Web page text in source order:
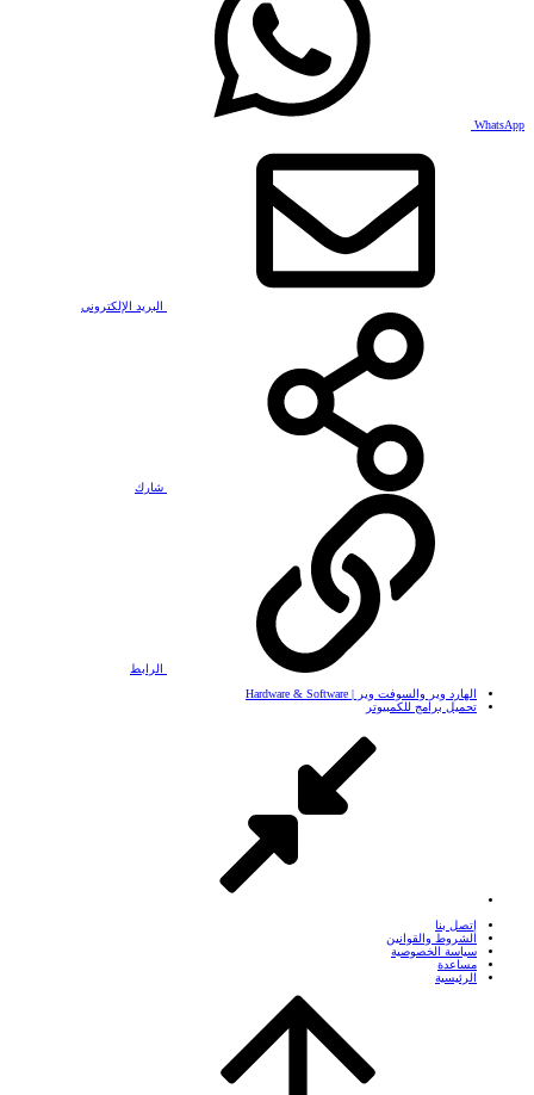
WhatsApp
البريد الإلكتروني
شارك
الرابط
الهارد وير والسوفت وير | Hardware & Software
تحميل برامج للكمبيوتر
إتصل بنا
الشروط والقوانين
سياسة الخصوصية
مساعدة
الرئيسية